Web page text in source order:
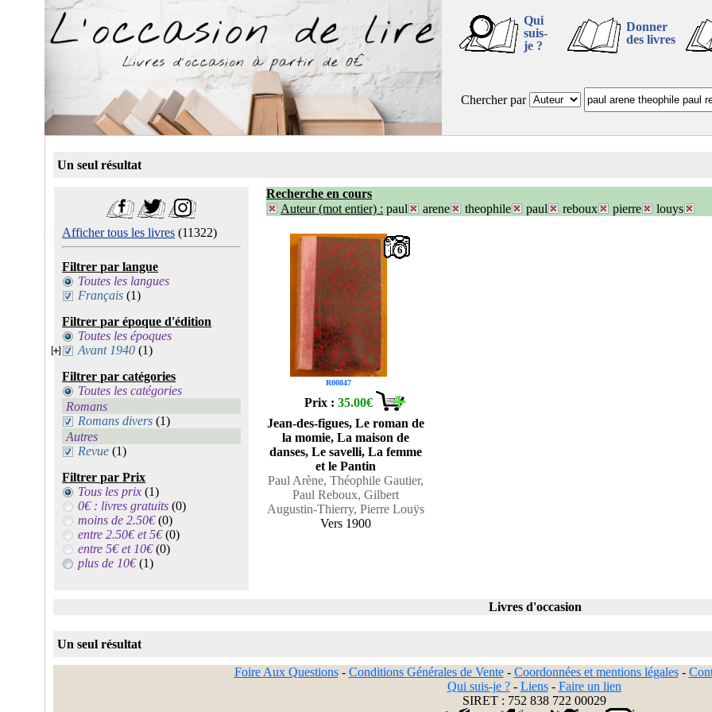
Qui
suis-
je ?
Donner
des livres
Chercher par
Un seul résultat
Afficher tous les livres (11322)
Filtrer par langue
Toutes les langues
Français (1)
Filtrer par époque d'édition
Toutes les époques
Avant 1940 (1)
Filtrer par catégories
Toutes les catégories
Romans
Romans divers (1)
Autres
Revue (1)
Filtrer par Prix
Tous les prix(1)
0€ : livres gratuits(0)
moins de 2.50€(0)
entre 2.50€ et 5€(0)
entre 5€ et 10€(0)
plus de 10€(1)
Recherche en cours
Auteur (mot entier) : paul arene theophile paul reboux pierre louys
R00847
6
Prix :35.00€
Jean-des-figues, Le roman de
la momie, La maison de
danses, Le savelli, La femme
et le Pantin
Paul Arène, Théophile Gautier,
Paul Reboux, Gilbert
Augustin-Thierry, Pierre Louÿs
Vers 1900
Livres d'occasion
Un seul résultat
Foire Aux Questions- Conditions Générales de Vente- Coordonnées et mentions légales-
Qui suis-je ?- Liens- Faire un lien
SIRET : 752 838 722 00029